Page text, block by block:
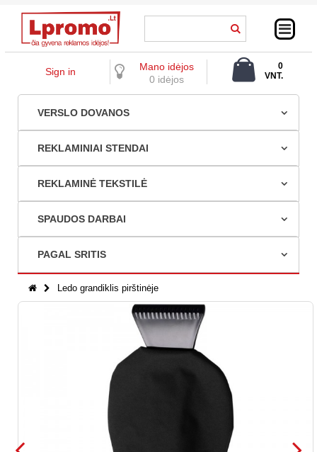
Sign in
Mano idėjos
0 idėjos
0
VNT.
VERSLO DOVANOS
REKLAMINIAI STENDAI
REKLAMINĖ TEKSTILĖ
SPAUDOS DARBAI
PAGAL SRITIS
Ledo grandiklis pirštinėje